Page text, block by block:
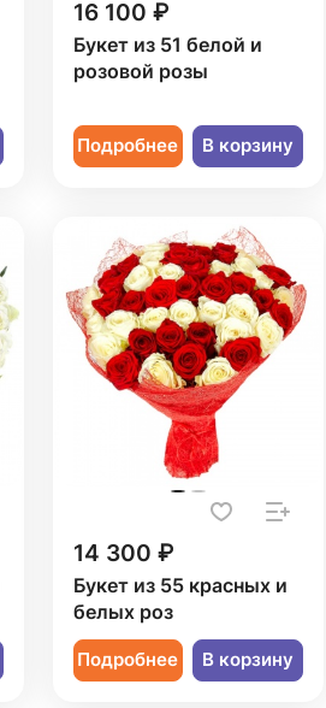
16 100 ₽
Букет из 51 белой и
розовой розы
Подробнее В корзину
14 300 ₽
Букет из 55 красных и
белых роз
Подробнее В корзину